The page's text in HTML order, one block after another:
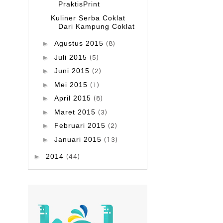
PraktisPrint
Kuliner Serba Coklat
Dari Kampung Coklat
► Agustus 2015 (8)
► Juli 2015 (5)
► Juni 2015 (2)
► Mei 2015 (1)
► April 2015 (8)
► Maret 2015 (3)
► Februari 2015 (2)
► Januari 2015 (13)
► 2014 (44)